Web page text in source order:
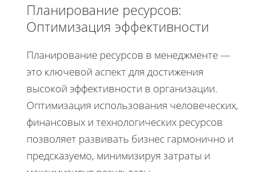
Планирование ресурсов:
Оптимизация эффективности
Планирование ресурсов в менеджменте —
это ключевой аспект для достижения
высокой эффективности в организации.
Оптимизация использования человеческих,
финансовых и технологических ресурсов
позволяет развивать бизнес гармонично и
предсказуемо, минимизируя затраты и